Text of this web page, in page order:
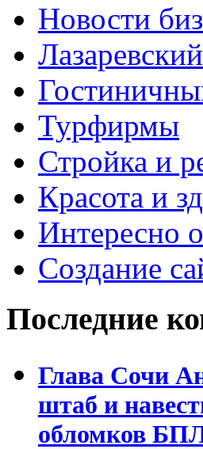
Новости
Турфирмы
Стройка и
Красота и
Интересно
Создание
Последние
Глава Сочи
штаб и
обломков